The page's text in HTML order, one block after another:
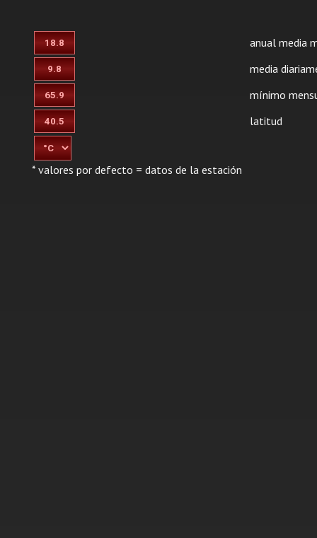
anual media
media
mínimo
latitud
* valores por defecto = datos de la estación